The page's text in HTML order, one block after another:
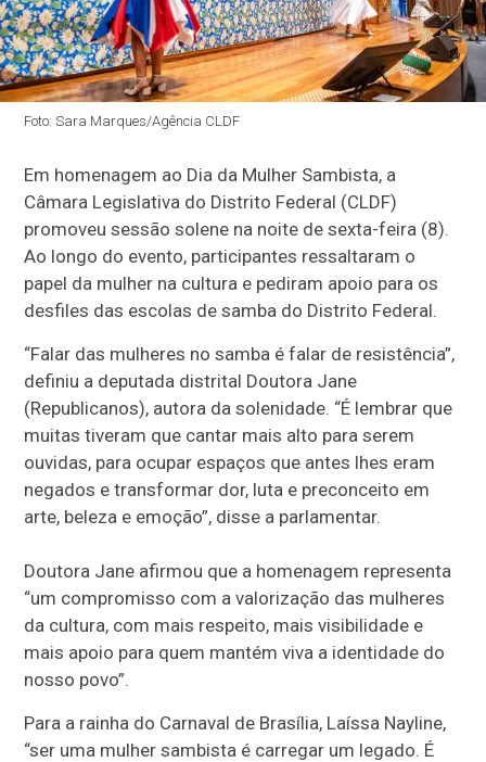
Foto: Sara Marques/Agência CLDF
Em homenagem ao Dia da Mulher Sambista, a
Câmara Legislativa do Distrito Federal (CLDF)
promoveu sessão solene na noite de sexta-feira (8).
Ao longo do evento, participantes ressaltaram o
papel da mulher na cultura e pediram apoio para os
desfiles das escolas de samba do Distrito Federal.
“Falar das mulheres no samba é falar de resistência”,
definiu a deputada distrital Doutora Jane
(Republicanos), autora da solenidade. “É lembrar que
muitas tiveram que cantar mais alto para serem
ouvidas, para ocupar espaços que antes lhes eram
negados e transformar dor, luta e preconceito em
arte, beleza e emoção”, disse a parlamentar.
Doutora Jane afirmou que a homenagem representa
“um compromisso com a valorização das mulheres
da cultura, com mais respeito, mais visibilidade e
mais apoio para quem mantém viva a identidade do
nosso povo”.
Para a rainha do Carnaval de Brasília, Laíssa Nayline,
“ser uma mulher sambista é carregar um legado. É